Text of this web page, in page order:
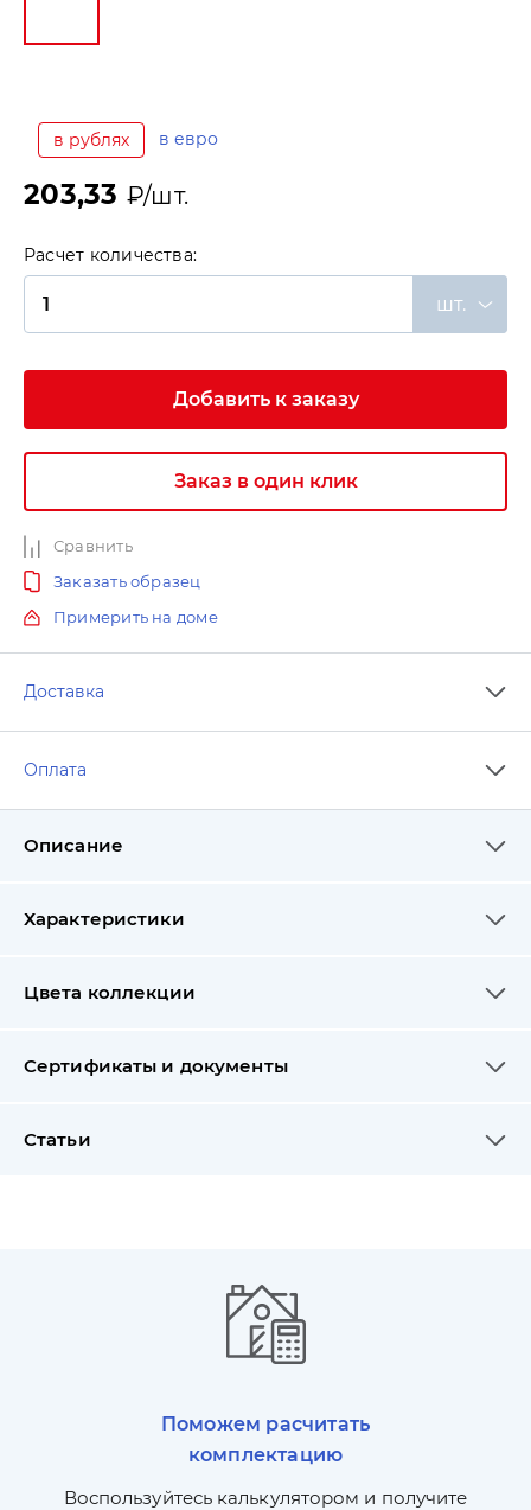
в рублях в евро
203,33 ₽/шт.
Расчет количества:
шт.
Добавить к заказу
Заказ в один клик
Сравнить
Заказать образец
Примерить на доме
Доставка
Оплата
Описание
Характеристики
Цвета коллекции
Сертификаты и документы
Статьи
Поможем расчитать
комплектацию
Воспользуйтесь калькулятором и получите